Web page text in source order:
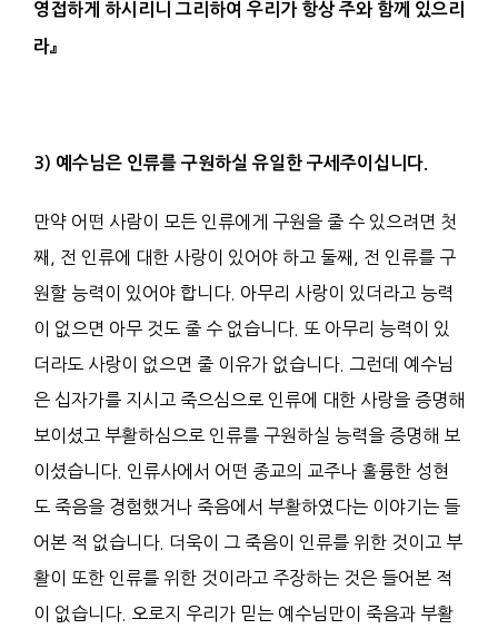
영접하게 하시리니 그리하여 우리가 항상 주와 함께 있으리
라』
3) 예수님은 인류를 구원하실 유일한 구세주이십니다.
만약 어떤 사람이 모든 인류에게 구원을 줄 수 있으려면 첫
째, 전 인류에 대한 사랑이 있어야 하고 둘째, 전 인류를 구
원할 능력이 있어야 합니다. 아무리 사랑이 있더라고 능력
이 없으면 아무 것도 줄 수 없습니다. 또 아무리 능력이 있
더라도 사랑이 없으면 줄 이유가 없습니다. 그런데 예수님
은 십자가를 지시고 죽으심으로 인류에 대한 사랑을 증명해
보이셨고 부활하심으로 인류를 구원하실 능력을 증명해 보
이셨습니다. 인류사에서 어떤 종교의 교주나 훌륭한 성현
도 죽음을 경험했거나 죽음에서 부활하였다는 이야기는 들
어본 적 없습니다. 더욱이 그 죽음이 인류를 위한 것이고 부
활이 또한 인류를 위한 것이라고 주장하는 것은 들어본 적
이 없습니다. 오로지 우리가 믿는 예수님만이 죽음과 부활